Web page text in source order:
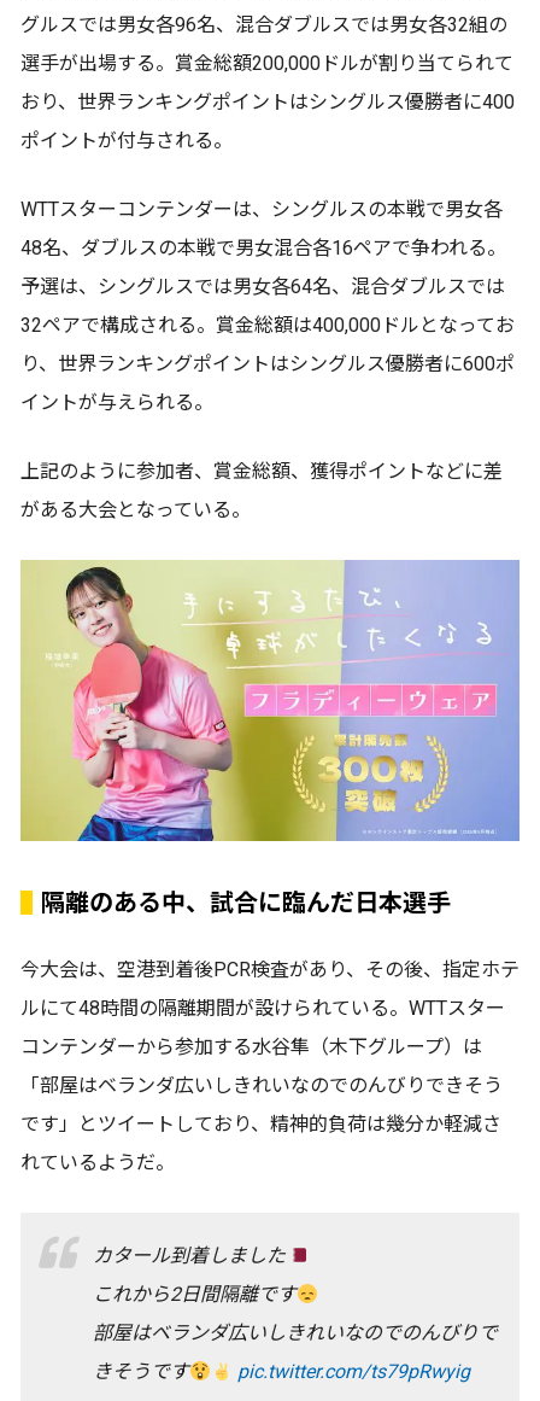
グルスでは男女各96名、混合ダブルスでは男女各32組の
選手が出場する。賞金総額200,000ドルが割り当てられて
おり、世界ランキングポイントはシングルス優勝者に400
ポイントが付与される。
WTTスターコンテンダーは、シングルスの本戦で男女各
48名、ダブルスの本戦で男女混合各16ペアで争われる。
予選は、シングルスでは男女各64名、混合ダブルスでは
32ペアで構成される。賞金総額は400,000ドルとなってお
り、世界ランキングポイントはシングルス優勝者に600ポ
イントが与えられる。
上記のように参加者、賞金総額、獲得ポイントなどに差
がある大会となっている。
隔離のある中、試合に臨んだ日本選手
今大会は、空港到着後PCR検査があり、その後、指定ホテ
ルにて48時間の隔離期間が設けられている。WTTスター
コンテンダーから参加する水谷隼（木下グループ）は
「部屋はベランダ広いしきれいなのでのんびりできそう
です」とツイートしており、精神的負荷は幾分か軽減さ
れているようだ。
カタール到着しました
これから2日間隔離です
部屋はベランダ広いしきれいなのでのんびりで
きそうです
pic.twitter.com/ts79pRwyig